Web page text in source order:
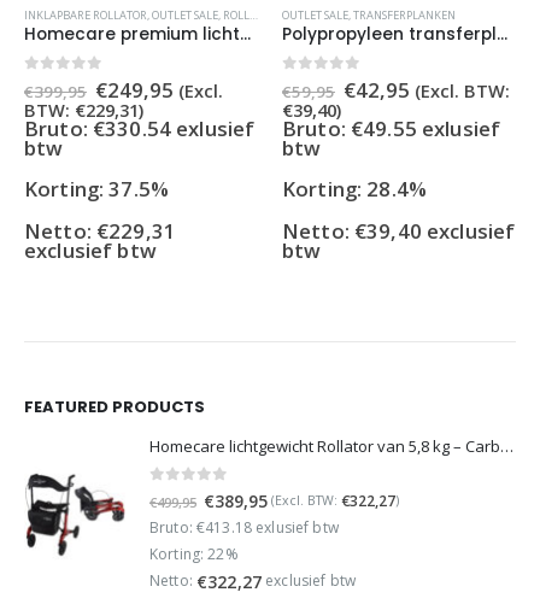
INKLAPBARE ROLLATOR,OUTLET SALE, ROLLATORS
Homecare premium lichtgewicht 5,4 kg – carbon rollator – 150 kg draaggewicht – Opvouwbaar – blauw
out of 5
€399,95 Oorspronkelijke
prijs
was:
€249,95Huidige
prijs
is:
(Excl.
BTW: €229,31)
Bruto: €330.54 exlusief
btw
Korting: 37.5%
Netto: €229,31
exclusief btw
OUTLET SALE,TRANSFERPLANKEN
Polypropyleen transferplank tot 100 kg
out of 5
€59,95 Oorspronkelijke
prijs
was:
€42,95Huidige
prijs
is:
(Excl. BTW:
€39,40)
Bruto: €49.55 exlusief
btw
Korting: 28.4%
Netto: €39,40 exclusief
btw
FEATURED PRODUCTS
Homecare lichtgewicht Rollator van 5,8 kg – Carbon rollator tot 150 kg draaggewicht – Dubbel opvouwbaar en inclusief reistas - Rood
out of 5
€499,95 Oorspronkelijke
prijs
was:
€499,95.
€389,95Huidige
prijs
€389,95.
(Excl. BTW: €322,27)
Bruto: €413.18 exlusief btw
Korting: 22%
Netto: €322,27exclusief btw